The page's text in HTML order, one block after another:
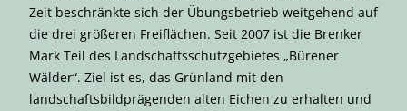
Zeit beschränkte sich der Übungsbetrieb weitgehend auf
die drei größeren Freiflächen. Seit 2007 ist die Brenker
Mark Teil des Landschaftsschutzgebietes „Bürener
Wälder“. Ziel ist es, das Grünland mit den
landschaftsbildprägenden alten Eichen zu erhalten und